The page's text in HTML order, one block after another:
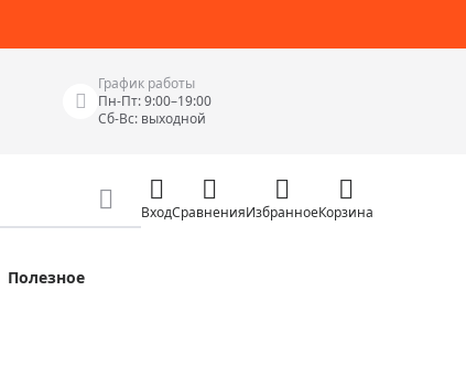
График работы
Пн-Пт: 9:00–19:00
Сб-Вс: выходной
Измерительные инструменты
ВходСравненияИзбранноеКорзина
Полезное